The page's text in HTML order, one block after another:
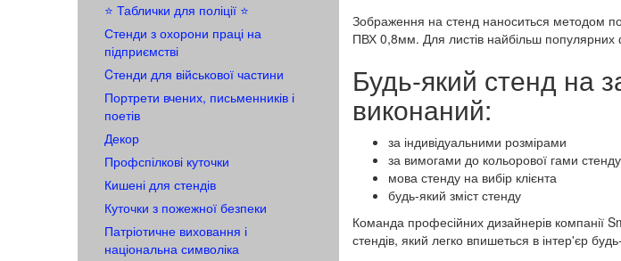
⭐️ Таблички для поліції ⭐️
Стенди з охорони праці на
підприємстві
Cтенди для військової частини
Портрети вчених, письменників і
поетів
Декор
Профспілкові куточки
Кишені для стендів
Куточки з пожежної безпеки
Патріотичне виховання і
національна символіка
Зображення на стенд наноситься методом
ПВХ 0,8мм. Для листів найбільш популярних
Будь-який стенд на
виконаний:
за індивідуальними розмірами
за вимогами до кольорової гами стенду
мова стенду на вибір клієнта
будь-який зміст стенду
Команда професійних дизайнерів компанії
стендів, який легко впишеться в інтер'єр